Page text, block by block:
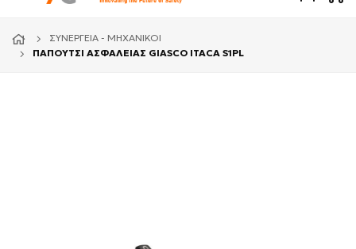
ΣΥΝΕΡΓΕΊΑ - ΜΗΧΑΝΙΚΟΊ
ΠΑΠΟΥΤΣΙ ΑΣΦΑΛΕΙΑΣ GIASCO ITACA S1PL